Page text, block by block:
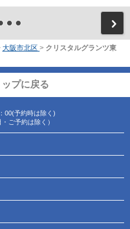
大阪市北区 > クリスタルグランツ東
プに戻る
00(予約時は除く)
ご予約は除く）